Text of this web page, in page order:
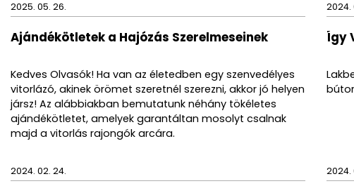
2025. 05. 26.
Ajándékötletek a Hajózás Szerelmeseinek
Kedves Olvasók! Ha van az életedben egy szenvedélyes
vitorlázó, akinek örömet szeretnél szerezni, akkor jó helyen
jársz! Az alábbiakban bemutatunk néhány tökéletes
ajándékötletet, amelyek garantáltan mosolyt csalnak
majd a vitorlás rajongók arcára.
2024.
Így
2024. 02. 24. 2024.